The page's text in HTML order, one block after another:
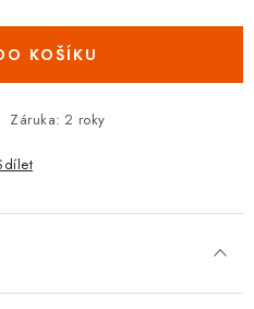
KOŠÍKU
Záruka: 2 roky